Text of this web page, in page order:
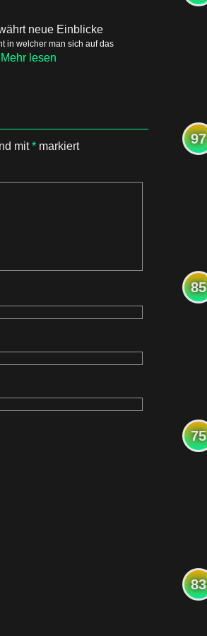
neue Einblicke
in welcher man sich auf das
Mehr lesen
mit* markiert 97
85
75
83